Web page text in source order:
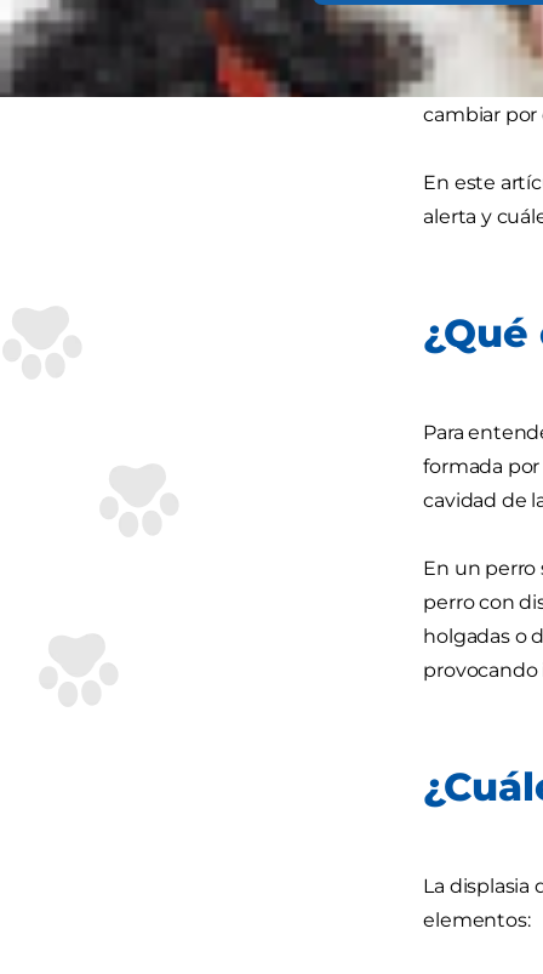
Si tienes un
escuchado
comunes
cambiar por
En este
alerta y
Para
formada por
cavidad de
En un perro
perro con
holgadas o
provocando
La displasia
elementos: